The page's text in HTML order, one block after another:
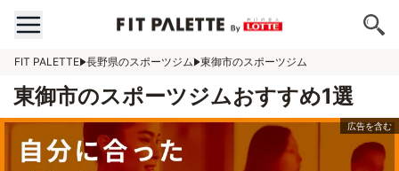
FIT PALETTE 長野県のスポーツジム 東御市のスポーツジム
東御市のスポーツジムおすすめ1選